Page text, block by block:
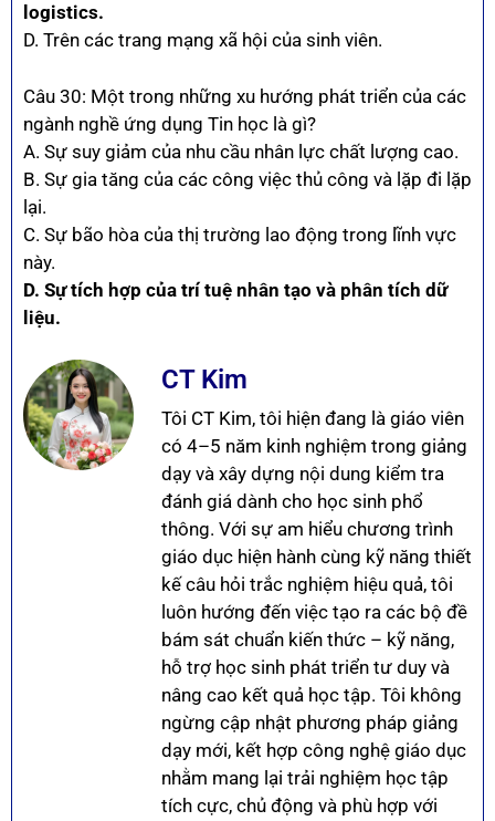
logistics.
D. Trên các trang mạng xã hội của sinh viên.
Câu 30: Một trong những xu hướng phát triển của các
ngành nghề ứng dụng Tin học là gì?
A. Sự suy giảm của nhu cầu nhân lực chất lượng cao.
B. Sự gia tăng của các công việc thủ công và lặp đi lặp
lại.
C. Sự bão hòa của thị trường lao động trong lĩnh vực
này.
D. Sự tích hợp của trí tuệ nhân tạo và phân tích dữ
liệu.
CT Kim
Tôi CT Kim, tôi hiện đang là giáo viên
có 4–5 năm kinh nghiệm trong giảng
dạy và xây dựng nội dung kiểm tra
đánh giá dành cho học sinh phổ
thông. Với sự am hiểu chương trình
giáo dục hiện hành cùng kỹ năng thiết
kế câu hỏi trắc nghiệm hiệu quả, tôi
luôn hướng đến việc tạo ra các bộ đề
bám sát chuẩn kiến thức – kỹ năng,
hỗ trợ học sinh phát triển tư duy và
nâng cao kết quả học tập. Tôi không
ngừng cập nhật phương pháp giảng
dạy mới, kết hợp công nghệ giáo dục
nhằm mang lại trải nghiệm học tập
tích cực, chủ động và phù hợp với